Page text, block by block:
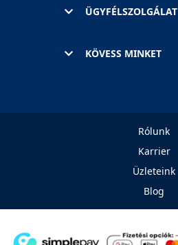
ÜGYFÉLSZOLGÁLAT
KÖVESS MINKET
Rólunk
Karrier
Üzleteink
Blog